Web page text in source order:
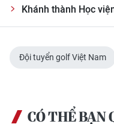
Khánh thành Học
Đội tuyển golf Việt Nam
CÓ THỂ BẠN